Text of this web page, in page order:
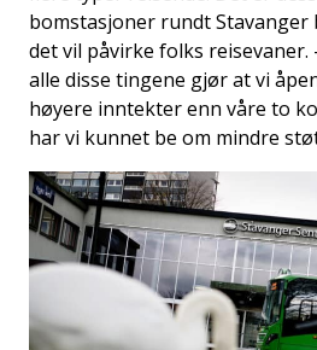
bomstasjoner rundt Stavanger
det vil påvirke folks reisevaner.
alle disse tingene gjør at vi
høyere inntekter enn våre to
har vi kunnet be om mindre